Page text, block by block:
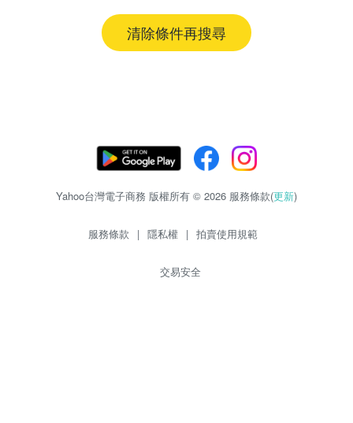
清除條件再搜尋
Yahoo台灣電子商務 版權所有 © 2026 服務條款(更新)
服務條款 | 隱私權 | 拍賣使用規範
交易安全